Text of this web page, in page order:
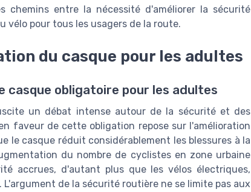
entre la nécessité d'améliorer la sécurité
vélo pour tous les usagers de la route.
du casque pour les adultes
casque obligatoire pour les adultes
un débat intense autour de la sécurité et des
faveur de cette obligation repose sur l'amélioration
le casque réduit considérablement les blessures à la
du nombre de cyclistes en zone urbaine
accrues, d'autant plus que les vélos électriques,
de la sécurité routière ne se limite pas aux